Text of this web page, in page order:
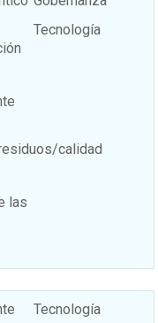
calidad
las
Tecnología
Tecnología